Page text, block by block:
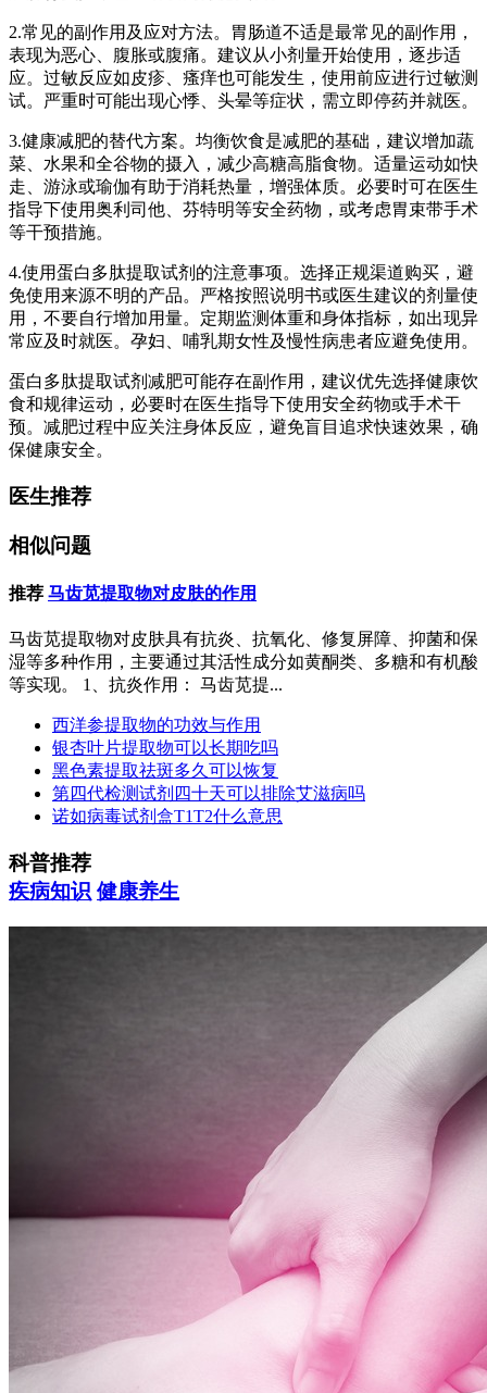
2.常见的副作用及应对方法。胃肠道不适是最常见的副作用，
表现为恶心、腹胀或腹痛。建议从小剂量开始使用，逐步适
应。过敏反应如皮疹、瘙痒也可能发生，使用前应进行过敏测
试。严重时可能出现心悸、头晕等症状，需立即停药并就医。
3.健康减肥的替代方案。均衡饮食是减肥的基础，建议增加蔬
菜、水果和全谷物的摄入，减少高糖高脂食物。适量运动如快
走、游泳或瑜伽有助于消耗热量，增强体质。必要时可在医生
指导下使用奥利司他、芬特明等安全药物，或考虑胃束带手术
等干预措施。
4.使用蛋白多肽提取试剂的注意事项。选择正规渠道购买，避
免使用来源不明的产品。严格按照说明书或医生建议的剂量使
用，不要自行增加用量。定期监测体重和身体指标，如出现异
常应及时就医。孕妇、哺乳期女性及慢性病患者应避免使用。
蛋白多肽提取试剂减肥可能存在副作用，建议优先选择健康饮
食和规律运动，必要时在医生指导下使用安全药物或手术干
预。减肥过程中应关注身体反应，避免盲目追求快速效果，确
保健康安全。
医生推荐
相似问题
推荐 马齿苋提取物对皮肤的作用
马齿苋提取物对皮肤具有抗炎、抗氧化、修复屏障、抑菌和保
湿等多种作用，主要通过其活性成分如黄酮类、多糖和有机酸
等实现。 1、抗炎作用： 马齿苋提...
西洋参提取物的功效与作用
银杏叶片提取物可以长期吃吗
黑色素提取祛斑多久可以恢复
第四代检测试剂四十天可以排除艾滋病吗
诺如病毒试剂盒T1T2什么意思
科普推荐
疾病知识 健康养生